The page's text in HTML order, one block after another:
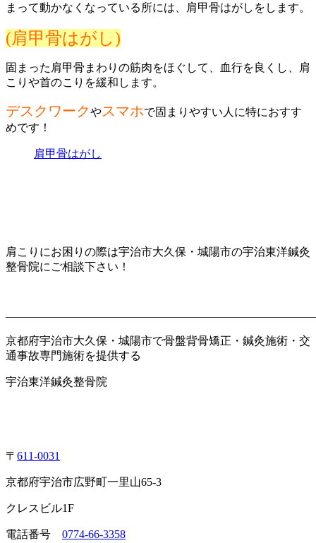
まって動かなくなっている所には、肩甲骨はがしをします。
(肩甲骨はがし)
固まった肩甲骨まわりの筋肉をほぐして、血行を良くし、肩
こりや首のこりを緩和します。
デスクワークやスマホで固まりやすい人に特におすす
めです！
肩甲骨はがし
肩こりにお困りの際は宇治市大久保・城陽市の宇治東洋鍼灸
整骨院にご相談下さい！
京都府宇治市大久保・城陽市で骨盤背骨矯正・鍼灸施術・交
通事故専門施術を提供する
宇治東洋鍼灸整骨院
〒 611-0031
京都府宇治市広野町一里山65-3
クレスビル1F
電話番号 0774-66-3358